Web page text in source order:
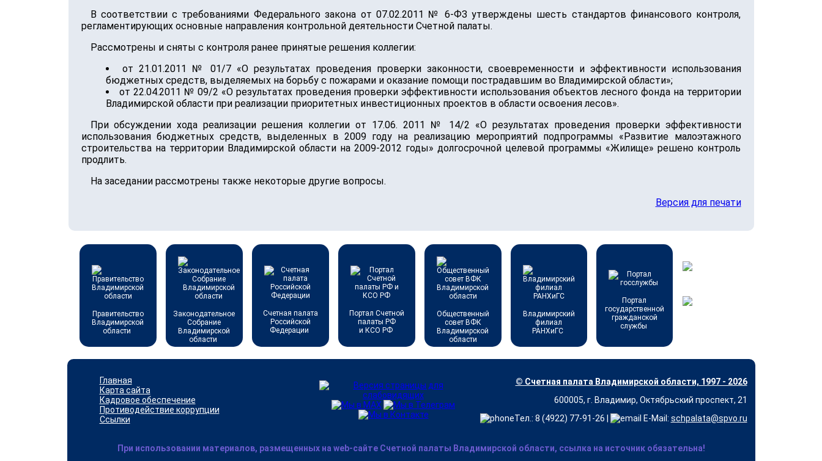
В соответствии с требованиями Федерального закона от 07.02.2011 № 6-ФЗ утверждены шесть стандартов финансового контроля,
регламентирующих основные направления контрольной деятельности Счетной палаты.
Рассмотрены и сняты с контроля ранее принятые решения коллегии:
от 21.01.2011 № 01/7 «О результатах проведения проверки законности, своевременности и эффективности использования
бюджетных средств, выделяемых на борьбу с пожарами и оказание помощи пострадавшим во Владимирской области»;
от 22.04.2011 № 09/2 «О результатах проведения проверки эффективности использования объектов лесного фонда на территории
Владимирской области при реализации приоритетных инвестиционных проектов в области освоения лесов».
При обсуждении хода реализации решения коллегии от 17.06. 2011 № 14/2 «О результатах проведения проверки эффективности
использования бюджетных средств, выделенных в 2009 году на реализацию мероприятий подпрограммы «Развитие малоэтажного
строительства на территории Владимирской области на 2009-2012 годы» долгосрочной целевой программы «Жилище» решено контроль
продлить.
На заседании рассмотрены также некоторые другие вопросы.
Версия для печати
Правительство
Владимирской
области
Законодательное
Собрание
Владимирской
области
Счетная палата
Российской
Федерации
Портал Счетной
палаты РФ
и КСО РФ
Общественный
совет ВФК
Владимирской
области
Владимирский
филиал
РАНХиГС
Портал
государственной
гражданской
службы
Главная
Карта сайта
Кадровое обеспечение
Противодействие коррупции
Ссылки
© Счетная палата Владимирской области, 1997 - 2026
600005, г. Владимир, Октябрьский проспект, 21
Тел.: 8 (4922) 77-91-26 |
E-Mail: schpalata@spvo.ru
При использовании материалов, размещенных на web-сайте Счетной палаты Владимирской области, ссылка на источник обязательна!